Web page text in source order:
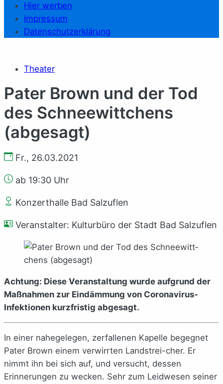
Hier werben
Impressum
Datenschutzerklärung
Theater
Pa­ter Brown und der Tod
des Schnee­witt­chens
(abgesagt)
Fr., 26.03.2021
ab 19:30 Uhr
Konzerthalle Bad Salzuflen
Veranstalter: Kulturbüro der Stadt Bad Salzuflen
Achtung: Diese Veranstaltung wurde aufgrund der
Maßnahmen zur Eindämmung von Coronavirus-
Infektionen kurzfristig abgesagt.
In einer nahegelegen, zerfallenen Kapelle begegnet
Pater Brown einem verwirrten Landstrei-cher. Er
nimmt ihn bei sich auf, und versucht, dessen
Erinnerungen zu wecken. Sehr zum Leidwesen seiner